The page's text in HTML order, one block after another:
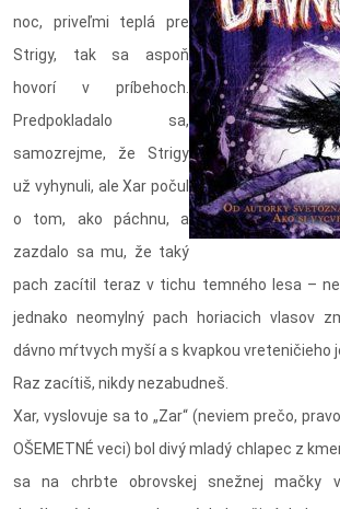
noc, priveľmi teplá pre
Strigy, tak sa aspoň
hovorí v príbehoch.
Predpokladalo sa,
samozrejme, že Strigy
už vyhynuli, ale Xar počul
o tom, ako páchnu, a
zazdalo sa mu, že taký
pach zacítil teraz v tichu temného lesa –
jednako neomylný pach horiacich vlasov
dávno mŕtvych myší a s kvapkou vreteničieho
Raz zacítiš, nikdy nezabudneš.
Xar, vyslovuje sa to „Zar“ (neviem prečo,
OŠEMETNÉ veci) bol divý mladý chlapec z
sa na chrbte obrovskej snežnej mačky